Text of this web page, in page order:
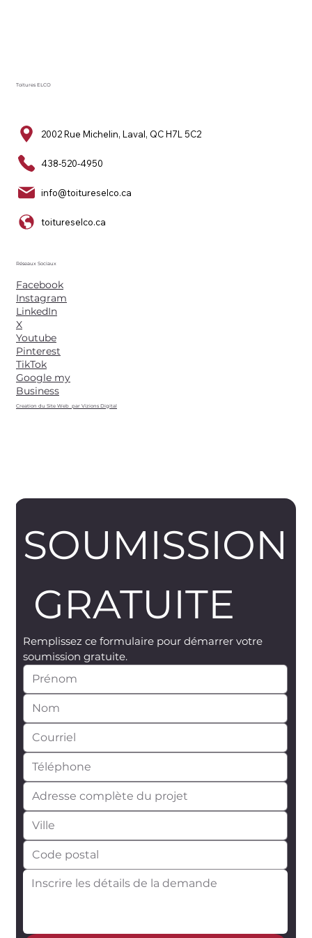
Toitures ELCO
2002 Rue Michelin, Laval, QC H7L 5C2
438-520-4950
info@toitureselco.ca
toitureselco.ca
Réseaux Sociaux
Facebook
Instagram
LinkedIn
X
Youtube
Pinterest
TikTok
Google my
Business
Creation du Site Web par Vizions Digital
SOUMISSION
GRATUITE
Remplissez ce formulaire pour démarrer votre
soumission gratuite.